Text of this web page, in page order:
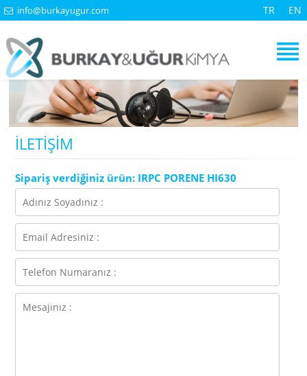
info@burkayugur.com TR EN
İLETİŞİM
Sipariş verdiğiniz ürün: IRPC PORENE HI630